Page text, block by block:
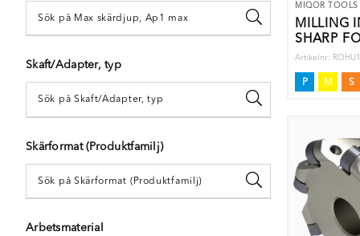
Skaft/Adapter, typ
Skärformat (Produktfamilj)
Arbetsmaterial
MIQOR TOOLS
MILLING
SHARP
Artikelnr:
P M S